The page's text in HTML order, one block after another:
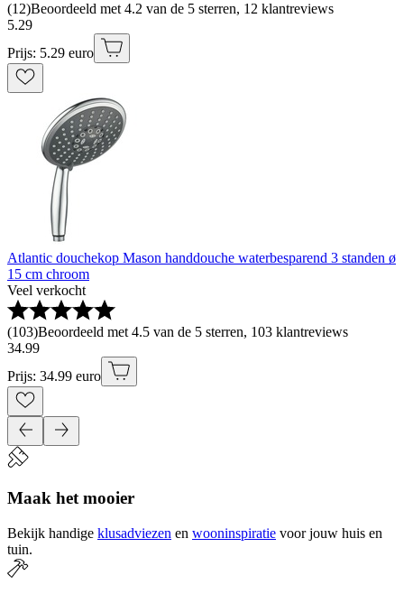
(12)Beoordeeld met 4.2 van de 5 sterren, 12 klantreviews
5.29
Prijs: 5.29 euro
Atlantic douchekop Mason handdouche waterbesparend 3 standen ø
15 cm chroom
Veel verkocht
(103)Beoordeeld met 4.5 van de 5 sterren, 103 klantreviews
34.99
Prijs: 34.99 euro
Maak het mooier
Bekijk handige klusadviezen en wooninspiratie voor jouw huis en
tuin.